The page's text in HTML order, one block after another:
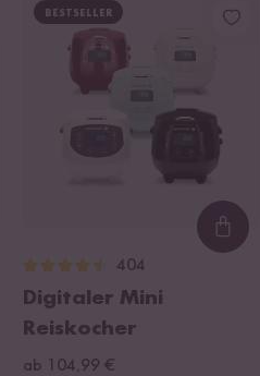
BESTSELLER
404
Digitaler Mini
Reiskocher
ab 104,99 €